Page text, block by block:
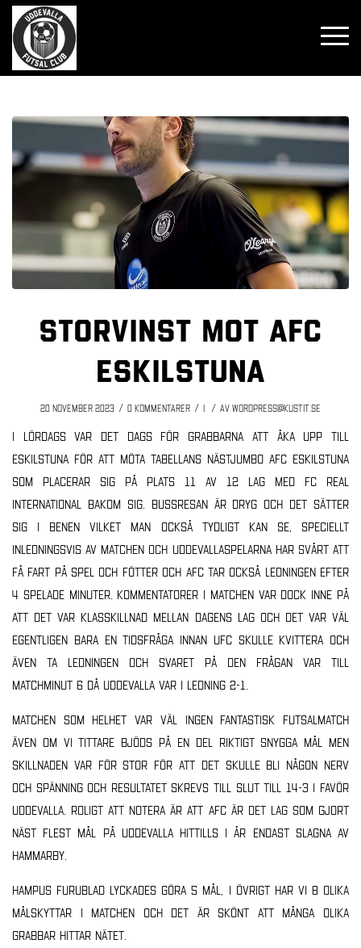
Storvinst mot AFC
Eskilstuna
20 november 2023 / 0 Kommentarer / i / av wordpress@kustit.se
I lördags var det dags för grabbarna att åka upp till
Eskilstuna för att möta tabellans nästjumbo AFC Eskilstuna
som placerar sig på plats 11 av 12 lag med FC Real
International bakom sig. Bussresan är dryg och det sätter
sig i benen vilket man också tydligt kan se, speciellt
inledningsvis av matchen och Uddevallaspelarna har svårt att
få fart på spel och fötter och AFC tar också ledningen efter
4 spelade minuter. Kommentatorer i matchen var dock inne på
att det var klasskillnad mellan dagens lag och det var väl
egentligen bara en tidsfråga innan UFC skulle kvittera och
även ta ledningen och svaret på den frågan var till
matchminut 6 då Uddevalla var i ledning 2-1.
Matchen som helhet var väl ingen fantastisk futsalmatch
även om vi tittare bjöds på en del riktigt snygga mål men
skillnaden var för stor för att det skulle bli någon nerv
och spänning och resultatet skrevs till slut till 14-3 i favör
Uddevalla. Roligt att notera är att AFC är det lag som gjort
näst flest mål på Uddevalla hittills i år endast slagna av
Hammarby.
Hampus Furublad lyckades göra 5 mål, i övrigt har vi 8 olika
målskyttar i matchen och det är skönt att många olika
grabbar hittar nätet.